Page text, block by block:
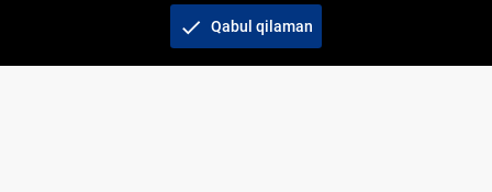
tashkil etish" AJ. Barcha huquqlar himoyalangan
check Qabul qilaman